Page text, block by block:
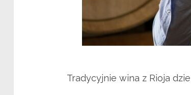
Tradycyjnie wina z Rioja